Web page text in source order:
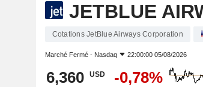
JETBLUE
Cotations JetBlue Airways Corporation
Marché Fermé - Nasdaq 22:00:00 05/08/2026
6,360 USD -0,78%